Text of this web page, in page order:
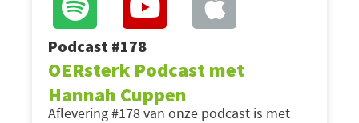
Podcast #178
OERsterk Podcast met
Hannah Cuppen
Aflevering #178 van onze podcast is met